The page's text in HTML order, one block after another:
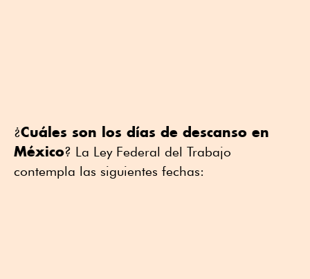
¿Cuáles son los días de descanso en
México? La Ley Federal del Trabajo
contempla las siguientes fechas: